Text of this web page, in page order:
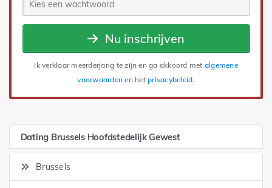
Nu inschrijven
Ik verklaar meerderjarig te zijn en ga akkoord met algemene
voorwaarden en hetprivacybeleid.
Dating Brussels Hoofdstedelijk Gewest
Brussels